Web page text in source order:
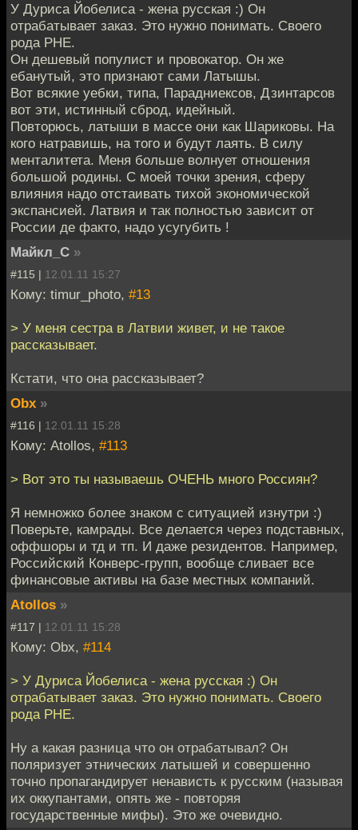
У Дуриса Йобелиса - жена русская :) Он
отрабатывает заказ. Это нужно понимать. Своего
рода РНЕ.
Он дешевый популист и провокатор. Он же
ебанутый, это признают сами Латышы.
Вот всякие уебки, типа, Парадниексов, Дзинтарсов
вот эти, истинный сброд, идейный.
Повторюсь, латыши в массе они как Шариковы. На
кого натравишь, на того и будут лаять. В силу
менталитета. Меня больше волнует отношения
большой родины. С моей точки зрения, сферу
влияния надо отстаивать тихой экономической
экспансией. Латвия и так полностью зависит от
России де факто, надо усугубить !
Майкл_С »
#115 | 12.01.11 15:27
Кому: timur_photo, #13
> У меня сестра в Латвии живет, и не такое
рассказывает.
Кстати, что она рассказывает?
Obx »
#116 | 12.01.11 15:28
Кому: Atollos, #113
> Вот это ты называешь ОЧЕНЬ много Россиян?
Я немножко более знаком с ситуацией изнутри :)
Поверьте, камрады. Все делается через подставных,
оффшоры и тд и тп. И даже резидентов. Например,
Российский Конверс-групп, вообще сливает все
финансовые активы на базе местных компаний.
Atollos »
#117 | 12.01.11 15:28
Кому: Obx, #114
> У Дуриса Йобелиса - жена русская :) Он
отрабатывает заказ. Это нужно понимать. Своего
рода РНЕ.
Ну а какая разница что он отрабатывал? Он
поляризует этнических латышей и совершенно
точно пропагандирует ненависть к русским (называя
их оккупантами, опять же - повторяя
государственные мифы). Это же очевидно.